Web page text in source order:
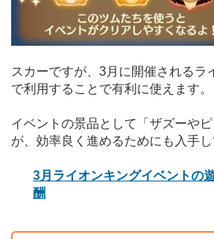
スカーですが、3月に開催されるラ
で利用することで有利に使えます。
イベントの景品として「ザズーや
が、効率良く進めるためにも入手し
3月ライオンキングイベントの
酬